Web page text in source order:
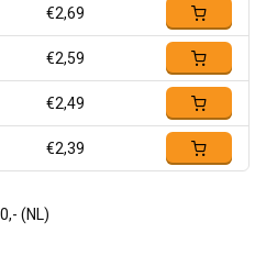
€2,69
€2,59
€2,49
€2,39
(NL)